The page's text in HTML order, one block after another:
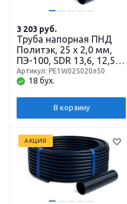
Труба напорная ПНД
Политэк, 25 x 2,0 мм,
ПЭ-100, SDR 13,6, 12,5
атм, бухта 50 м
18 бух.
Артикул: РЕ1W025020л50
3 203 руб.
В корзину
АКЦИЯ